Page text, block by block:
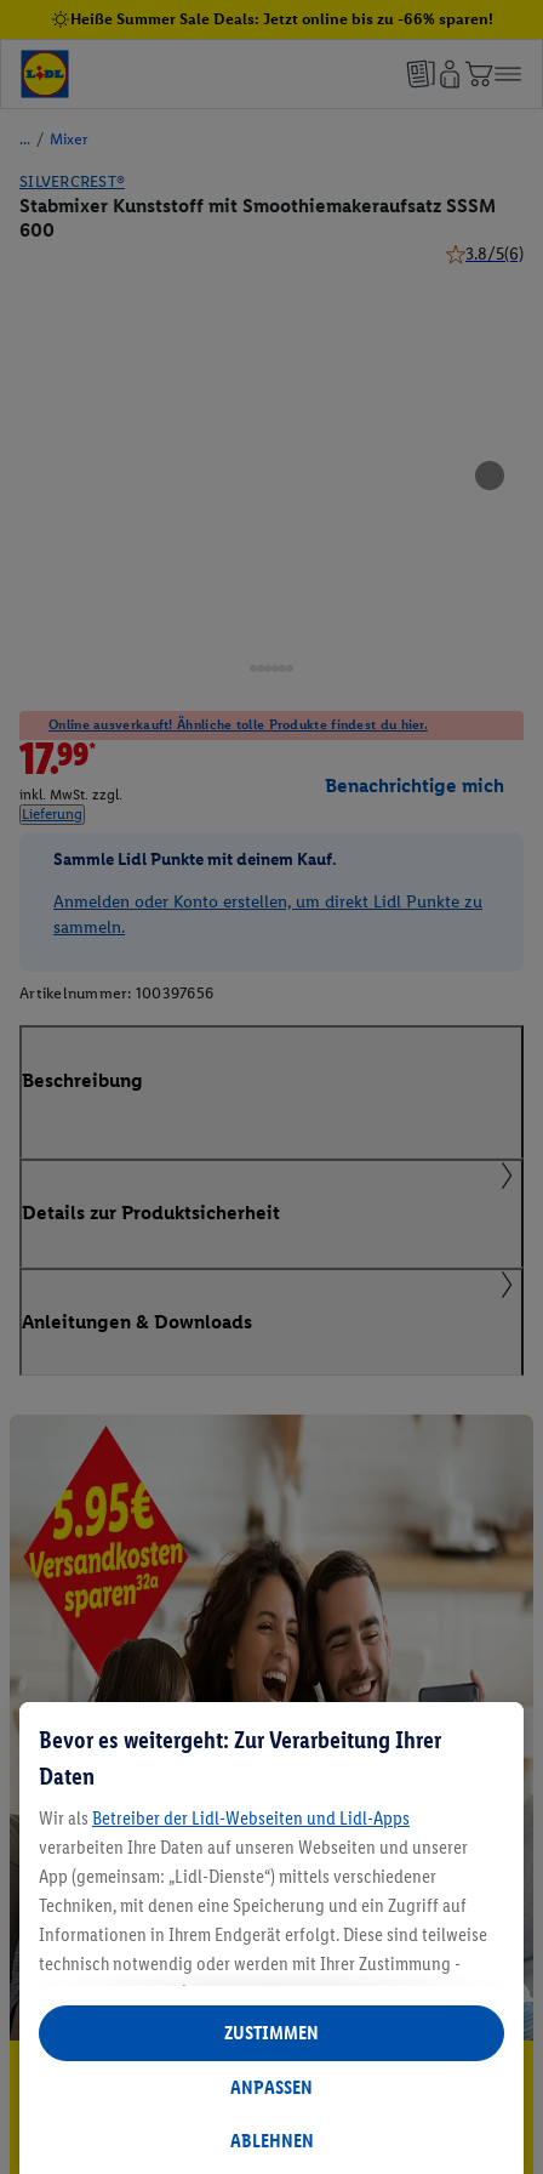
Heiße Summer Sale Deals: Jetzt online bis zu -66% sparen!
/ Mixer
SILVERCREST®
Stabmixer Kunststoff mit Smoothiemakeraufsatz SSSM
600
3.8/5(6)
Online ausverkauft! Ähnliche tolle Produkte findest du hier.
17.99*
inkl. MwSt. zzgl.
Lieferung
Benachrichtige mich
Sammle Lidl Punkte mit deinem Kauf.
Anmelden oder Konto erstellen, um direkt Lidl Punkte zu
sammeln.
Artikelnummer: 100397656
Beschreibung
Details zur Produktsicherheit
Anleitungen & Downloads
5.95 € Versand sparen³²ᵃ
Bevor es weitergeht: Zur Verarbeitung Ihrer
Daten
Wir als Betreiber der Lidl-Webseiten und Lidl-Apps
verarbeiten Ihre Daten auf unseren Webseiten und unserer
App (gemeinsam: „Lidl-Dienste“) mittels verschiedener
Techniken, mit denen eine Speicherung und ein Zugriff auf
Informationen in Ihrem Endgerät erfolgt. Diese sind teilweise
technisch notwendig oder werden mit Ihrer Zustimmung -
auch durch Partner (u.a.
Verantwortliche; im Zusammenhang mit dem IAB TCF
insgesamt
Statistik-Erstellung oder für personalisierte Werbung
Datenverarbeitungen für personalisierte Werbung werden
ABLEHNEN
ANPASSEN
ZUSTIMMEN